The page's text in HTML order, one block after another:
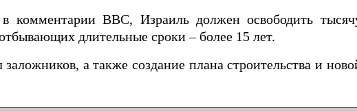
комментарии ВВС, Израиль должен освободить
длительные сроки – более 15 лет.
заложников, а также создание плана строительства и